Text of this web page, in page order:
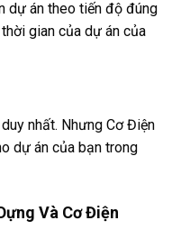
dự án theo tiến độ đúng
gian của dự án của
nhất. Nhưng Cơ Điện
dự án của bạn trong
Và Cơ Điện